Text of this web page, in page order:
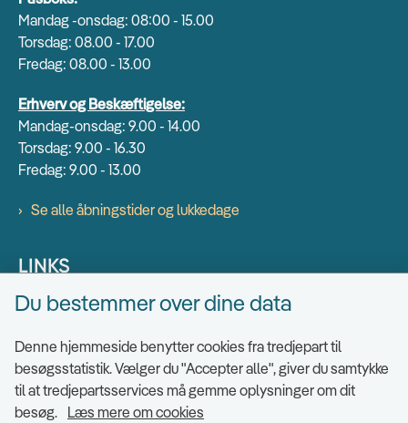
Mandag -onsdag: 08:00 - 15.00
Torsdag: 08.00 - 17.00
Fredag: 08.00 - 13.00
Erhverv og Beskæftigelse:
Mandag-onsdag: 9.00 - 14.00
Torsdag: 9.00 - 16.30
Fredag: 9.00 - 13.00
Se alle åbningstider og lukkedage
LINKS
Find EAN numre
Send sikkert
Tilgængelighedserklæring
Cookies
Du bestemmer over dine data
Denne hjemmeside benytter cookies fra tredjepart til
besøgsstatistik. Vælger du "Accepter alle", giver du samtykke
til at tredjepartsservices må gemme oplysninger om dit
besøg. Læs mere om cookies